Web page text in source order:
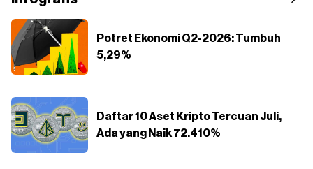
Potret Ekonomi Q2-2026: Tumbuh
5,29%
Daftar 10 Aset Kripto Tercuan Juli,
Ada yang Naik 72.410%